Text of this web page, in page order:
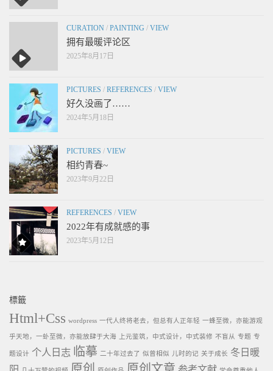
CURATION / PAINTING / VIEW
拥有最暖评论区
2025年8月17日
PICTURES / REFERENCES / VIEW
好久没画了……
2024年5月18日
PICTURES / VIEW
相约青春~
2023年9月22日
REFERENCES / VIEW
2022年有成就感的事
2023年5月12日
標籤
Html+Css wordpress 一代人终将老去，但总有人正年轻 一蜂至微，亦能游观
乎天地，一虲至微，亦能放肆于大海 上元鉴筑，中式设计，中式装修 不盲从 专题 专
题设计 个人日志 临摹 二十年过去了 似曾相似 儿时的记 关于成长 冬日暖